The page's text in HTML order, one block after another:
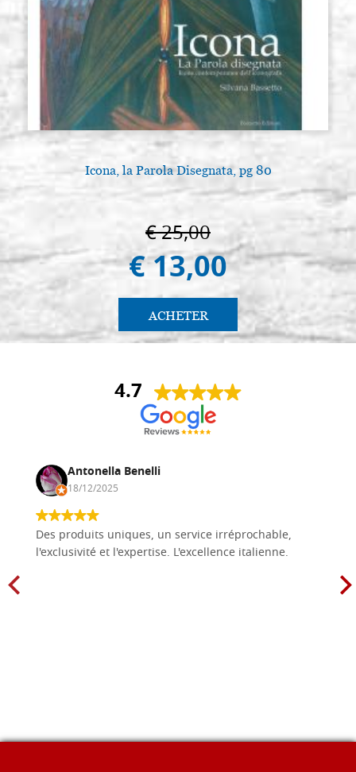
Icona, la Parola Disegnata, pg 80
€ 25,00
€ 13,00
ACHETER
4.7
Antonella Benelli
18/12/2025
Des produits uniques, un service irréprochable,
l'exclusivité et l'expertise. L'excellence italienne.